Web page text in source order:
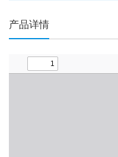
产品详情